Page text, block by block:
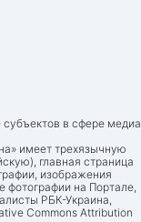
в сфере медиа
имеет трехязычную
главная страница
изображения
фотографии на Портале,
РБК-Украина,
Commons Attribution